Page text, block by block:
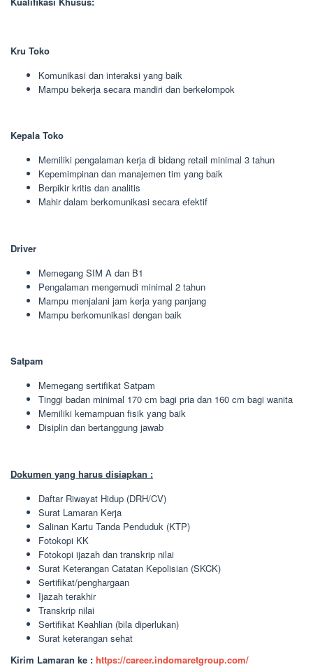
Kru Toko
Komunikasi dan interaksi yang baik
Mampu bekerja secara mandiri dan berkelompok
Kepala Toko
Memiliki pengalaman kerja di bidang retail minimal 3 tahun
Kepemimpinan dan manajemen tim yang baik
Berpikir kritis dan analitis
Mahir dalam berkomunikasi secara efektif
Driver
Memegang SIM A dan B1
Pengalaman mengemudi minimal 2 tahun
Mampu menjalani jam kerja yang panjang
Mampu berkomunikasi dengan baik
Satpam
Memegang sertifikat Satpam
Tinggi badan minimal 170 cm bagi pria dan 160 cm bagi wanita
Memiliki kemampuan fisik yang baik
Disiplin dan bertanggung jawab
Dokumen yang harus disiapkan :
Daftar Riwayat Hidup (DRH/CV)
Surat Lamaran Kerja
Salinan Kartu Tanda Penduduk (KTP)
Fotokopi KK
Fotokopi ijazah dan transkrip nilai
Surat Keterangan Catatan Kepolisian (SKCK)
Sertifikat/penghargaan
Ijazah terakhir
Transkrip nilai
Sertifikat Keahlian (bila diperlukan)
Surat keterangan sehat
Kirim Lamaran ke : https://career.indomaretgroup.com/